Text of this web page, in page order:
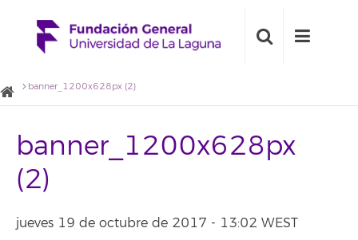
banner_1200x628px (2)
banner_1200x628px
(2)
jueves 19 de octubre de 2017 - 13:02 WEST